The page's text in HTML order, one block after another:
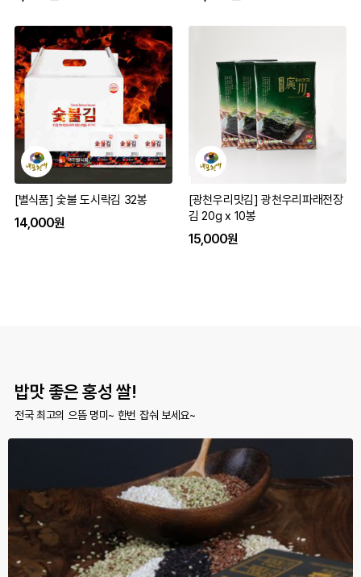
[별식품] 숯불 도시락김 32봉
14,000원
[광천우리맛김] 광천우리파래전장
김 20g x 10봉
15,000원
밥맛 좋은 홍성 쌀!
전국 최고의 으뜸 명미~ 한번 잡숴 보세요~